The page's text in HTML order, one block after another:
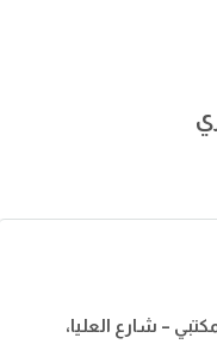
– شارع العليا،